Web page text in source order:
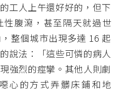
工人上午還好好的，但下
性腹瀉，甚至隔天就過世
整個城市出現多達 16 起
說法：「這些可憐的病人
強烈的痙攣。其他人則劇
心的方式弄髒床鋪和地